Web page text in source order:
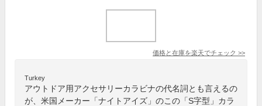
価格と在庫を楽天でチェック >>
Turkey
アウトドア用アクセサリーカラビナの代名詞とも言えるの
が、米国メーカー「ナイトアイズ」のこの「S字型」カラ